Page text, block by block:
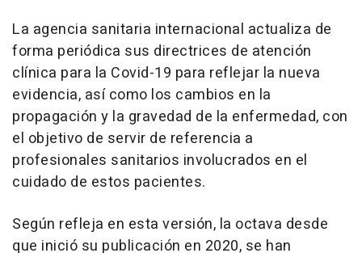
La agencia sanitaria internacional actualiza de
forma periódica sus directrices de atención
clínica para la Covid-19 para reflejar la nueva
evidencia, así como los cambios en la
propagación y la gravedad de la enfermedad, con
el objetivo de servir de referencia a
profesionales sanitarios involucrados en el
cuidado de estos pacientes.
Según refleja en esta versión, la octava desde
que inició su publicación en 2020, se han